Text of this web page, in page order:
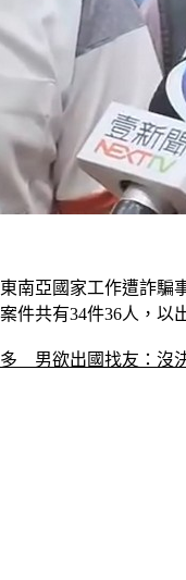
南亞國家工作遭詐騙
件共有34件36人，
　男欲出國找友：沒